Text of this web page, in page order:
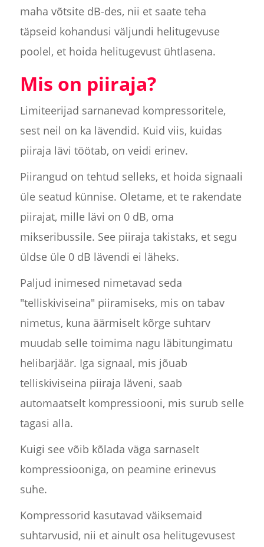
maha võtsite dB-des, nii et saate teha
täpseid kohandusi väljundi helitugevuse
poolel, et hoida helitugevust ühtlasena.
Mis on piiraja?
Limiteerijad sarnanevad kompressoritele,
sest neil on ka lävendid. Kuid viis, kuidas
piiraja lävi töötab, on veidi erinev.
Piirangud on tehtud selleks, et hoida signaali
üle seatud künnise. Oletame, et te rakendate
piirajat, mille lävi on 0 dB, oma
mikseribussile. See piiraja takistaks, et segu
üldse üle 0 dB lävendi ei läheks.
Paljud inimesed nimetavad seda
"telliskiviseina" piiramiseks, mis on tabav
nimetus, kuna äärmiselt kõrge suhtarv
muudab selle toimima nagu läbitungimatu
helibarjäär. Iga signaal, mis jõuab
telliskiviseina piiraja läveni, saab
automaatselt kompressiooni, mis surub selle
tagasi alla.
Kuigi see võib kõlada väga sarnaselt
kompressiooniga, on peamine erinevus
suhe.
Kompressorid kasutavad väiksemaid
suhtarvusid, nii et ainult osa helitugevusest